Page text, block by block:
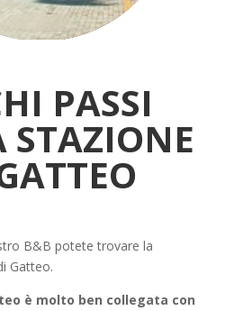
PASSI
STAZIONE
B&B potete trovare la
Gatteo.
è molto ben collegata con